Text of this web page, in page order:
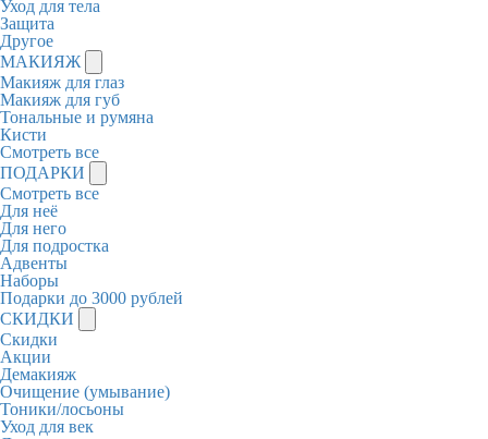
Уход для тела
Защита
Другое
МАКИЯЖ
Макияж для глаз
Макияж для губ
Тональные и румяна
Кисти
Смотреть все
ПОДАРКИ
Смотреть все
Для неё
Для него
Для подростка
Адвенты
Наборы
Подарки до 3000 рублей
СКИДКИ
Скидки
Акции
Демакияж
Очищение (умывание)
Тоники/лосьоны
Уход для век